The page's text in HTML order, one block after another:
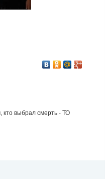
кто выбрал смерть - ТО